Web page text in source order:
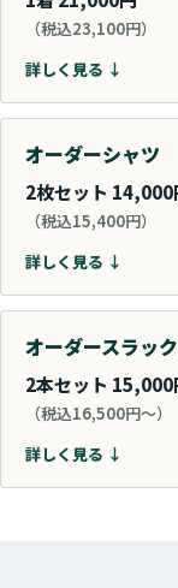
（税込23,100円）
詳しく見る ↓
オーダーシャツ
2枚セット 14,000
（税込15,400円）
詳しく見る ↓
オーダースラッ
2本セット 15,000
（税込16,500円～）
詳しく見る ↓